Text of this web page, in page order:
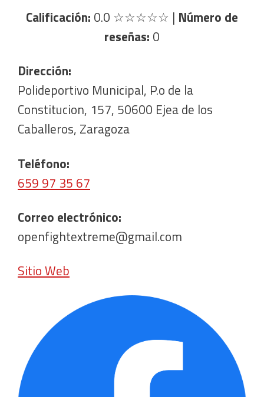
Calificación: 0.0 ☆☆☆☆☆ | Número de
reseñas: 0
Dirección:
Polideportivo Municipal, P.o de la
Constitucion, 157, 50600 Ejea de los
Caballeros, Zaragoza
Teléfono:
659 97 35 67
Correo electrónico:
openfightextreme@gmail.com
Sitio Web